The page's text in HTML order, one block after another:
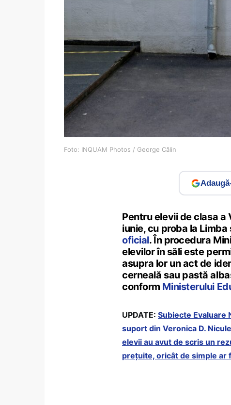
Foto: INQUAM Photos / George Călin
Pentru elevii de clasa a
iunie, cu proba la
oficial. În procedura
elevilor în săli este
asupra lor un act de
cerneală sau pastă
conform Ministerului
UPDATE: Subiecte Evaluare
suport din Veronica D.
elevii au avut de scris un
prețuite, oricât de simple ar